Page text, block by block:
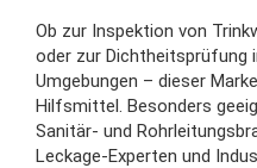
Ob zur Inspektion von
oder zur Dichtheitsprüfung
Umgebungen – dieser
Hilfsmittel. Besonders
Sanitär- und
Leckage-Experten und